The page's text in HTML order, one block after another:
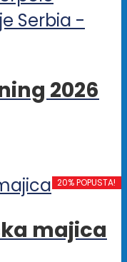
2026
20% POPUSTA!
majica